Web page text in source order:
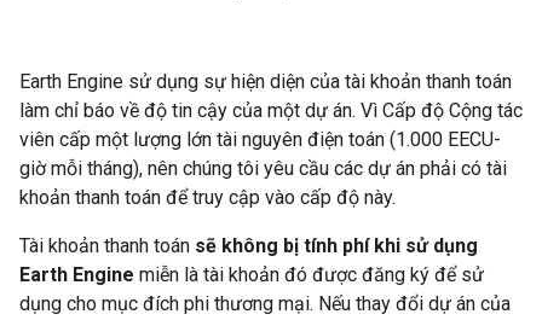
Earth Engine sử dụng sự hiện diện của tài khoản thanh toán
làm chỉ báo về độ tin cậy của một dự án. Vì Cấp độ Cộng tác
viên cấp một lượng lớn tài nguyên điện toán (1.000 EECU-
giờ mỗi tháng), nên chúng tôi yêu cầu các dự án phải có tài
khoản thanh toán để truy cập vào cấp độ này.
Tài khoản thanh toán sẽ không bị tính phí khi sử dụng
Earth Engine miễn là tài khoản đó được đăng ký để sử
dụng cho mục đích phi thương mại. Nếu thay đổi dự án của